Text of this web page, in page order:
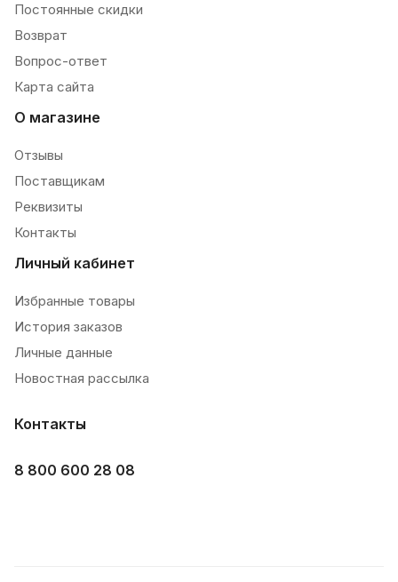
Постоянные скидки
Возврат
Вопрос-ответ
Карта сайта
О магазине
Отзывы
Поставщикам
Реквизиты
Контакты
Личный кабинет
Избранные товары
История заказов
Личные данные
Новостная рассылка
Контакты
8 800 600 28 08